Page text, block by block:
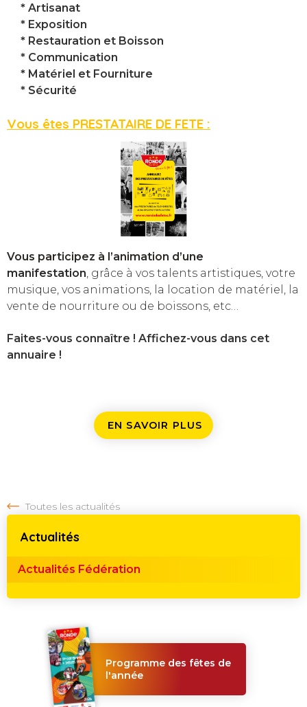
* Artisanat
* Exposition
* Restauration et Boisson
* Communication
* Matériel et Fourniture
* Sécurité
Vous êtes PRESTATAIRE DE FETE :
Vous participez à l’animation d’une
manifestation grâce à vos talents artistiques, votre
musique, vos animations,
la location de matériel, la
vente de nourriture ou de boissons, etc…
Faites-vous connaître ! Affichez-vous dans cet
annuaire !
EN SAVOIR PLUS
Toutes les actualités
Actualités
Actualités Fédération
Programme des fêtes de
l'année